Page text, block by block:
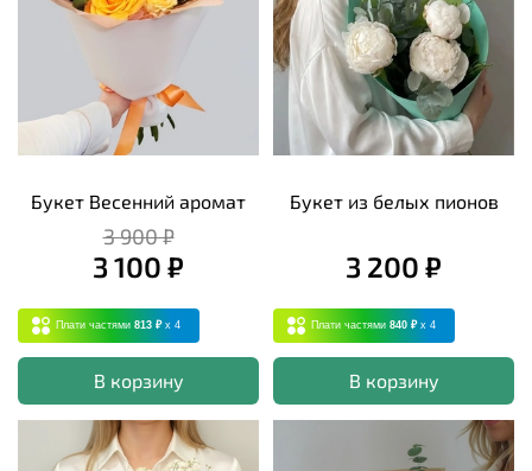
Букет Весенний аромат
3 900 ₽
3 100 ₽
Плати частями 813 ₽ x 4
В корзину
Букет из белых пионов
3 200 ₽
Плати частями 840 ₽ x 4
В корзину